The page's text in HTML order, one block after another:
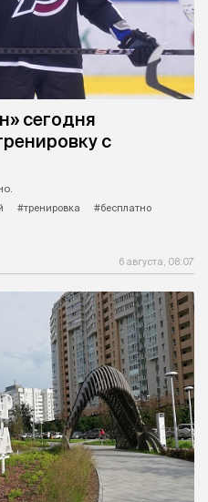
сегодня
с
#тренировка
#бесплатно
6 августа, 08:07